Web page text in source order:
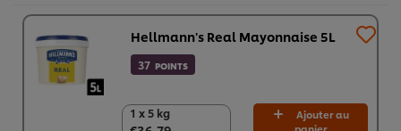
Hellmann's Real Mayonnaise 5L
37 POINTS
1 x 5 kg
1 x 5 kg
Ajouter au